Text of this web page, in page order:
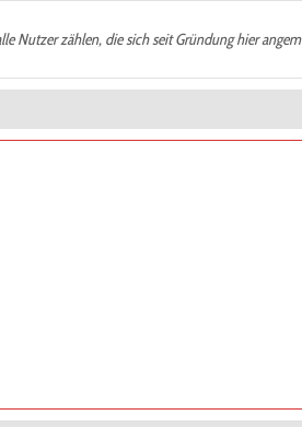
Nutzer zählen, die sich seit Gründung hier